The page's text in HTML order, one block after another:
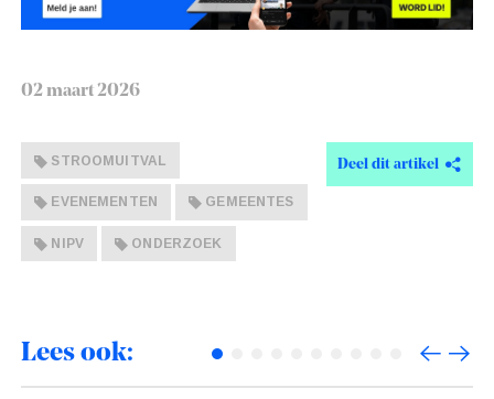
02 maart 2026
STROOMUITVAL
EVENEMENTEN GEMEENTES
NIPV ONDERZOEK
Deel dit artikel
Lees ook: